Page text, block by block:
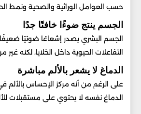
حسب العوامل الوراثية والصحية ونمط
الجسم ينتج ضوءًا خافتًا جدًا
الجسم البشري يصدر إشعاعًا ضوئيًا
التفاعلات الحيوية داخل الخلايا، لكنه غير
الدماغ لا يشعر بالألم مباشرة
على الرغم من أنه مركز الإحساس بالألم
الدماغ نفسه لا يحتوي على مستقبلات